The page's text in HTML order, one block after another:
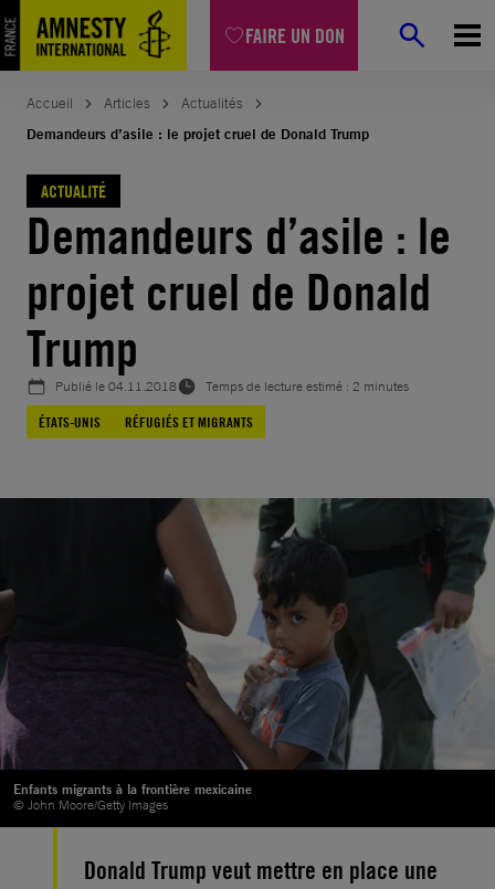
FAIRE UN DON
Aller
au
contenu
Accueil Articles
Actualités
Demandeurs d’asile : le projet cruel de Donald Trump
ACTUALITÉ
Demandeurs d’asile : le
projet cruel de Donald
Trump
Publié le04.11.2018
Temps de lecture estimé : 2 minutes
ÉTATS-UNIS
RÉFUGIÉS ET MIGRANTS
Enfants migrants à la frontière mexicaine
© John Moore/Getty Images
Donald Trump veut mettre en place une